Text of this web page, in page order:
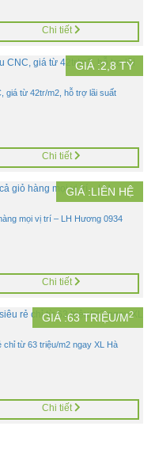
Chi tiết
GIÁ :2,8 TỶ
giá từ 42tr/m2, hỗ trợ lãi suất
Chi tiết
GIÁ :LIÊN HỆ
mọi vị trí – LH Hương 0934
Chi tiết
GIÁ :63 TRIỆU/M2
từ 63 triệu/m2 ngay XL Hà
Chi tiết